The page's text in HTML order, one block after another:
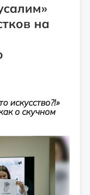
на
искусство?!»
о скучном